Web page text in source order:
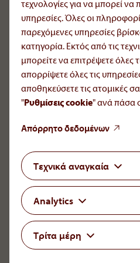
Υπεύθυνος επικοινωνίας:
Αναφορά ανεπιθύμητων
icsr[at]aop-health.com
Για ιατρικά ερωτήματα
infomed[at]aop-health.
Needs.
Ως ιδιωτική εταιρεία, η AOP
στη μακροπρόθεσμη
και τη συνέχεια. Για ένα
ασθενειών η εταιρεία είναι
ορισμένων βασικών
όλο τον κόσμο.
τεχνολογίες για να μπορεί
υπηρεσίες. Όλες οι
παρεχόμενες υπηρεσίες
κατηγορία. Εκτός από τις
μπορείτε να επιτρέψετε όλες
απορρίψετε όλες τις
αποθηκεύσετε τις ατομικές
"Ρυθμίσεις cookie" ανά πάσα
Απόρρητο δεδομένων
Τεχνικά αναγκαία
Analytics
Τρίτα μέρη